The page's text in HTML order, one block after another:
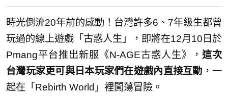
時光倒流20年前的感動！台灣許多6、7年級生都曾
玩過的線上遊戲「古惑人生」，即將在12月10日於
Pmang平台推出新服《N-AGE古惑人生》， 這次
台灣玩家更可與日本玩家們在遊戲內直接互動 ，一
起在「Rebirth World」裡闖蕩冒險。